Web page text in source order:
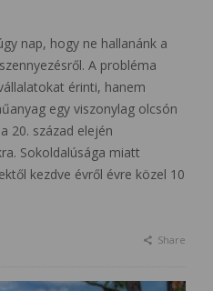
nap, hogy ne hallanánk a
A probléma
érinti, hanem
egy viszonylag olcsón
20. század elején
Sokoldalúsága miatt
kezdve évről évre közel 10
Share